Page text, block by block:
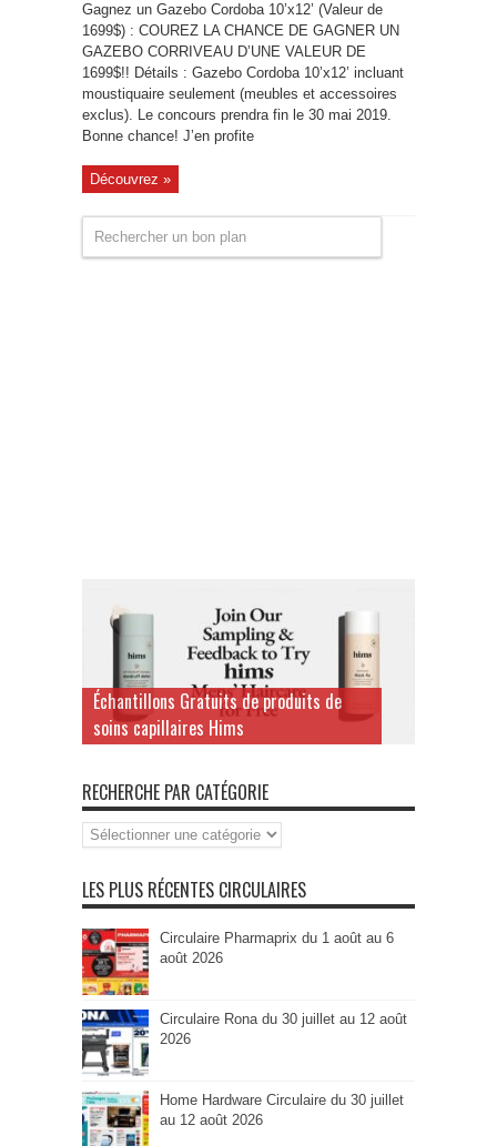
Gagnez un Gazebo Cordoba 10’x12’ (Valeur de
1699$) : COUREZ LA CHANCE DE GAGNER UN
GAZEBO CORRIVEAU D’UNE VALEUR DE
1699$!! Détails : Gazebo Cordoba 10’x12’ incluant
moustiquaire seulement (meubles et accessoires
exclus). Le concours prendra fin le 30 mai 2019.
Bonne chance! J’en profite
Découvrez »
Échantillons Gratuits de produits de
soins capillaires Hims
RECHERCHE PAR CATÉGORIE
Recherche
par
LES PLUS RÉCENTES CIRCULAIRES
Circulaire Pharmaprix du 1 août au 6
août 2026
Circulaire Rona du 30 juillet au 12 août
2026
Home Hardware Circulaire du 30 juillet
au 12 août 2026